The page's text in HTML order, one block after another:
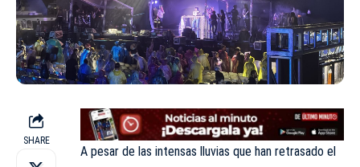
SHARE
A pesar de las intensas lluvias que han retrasado el